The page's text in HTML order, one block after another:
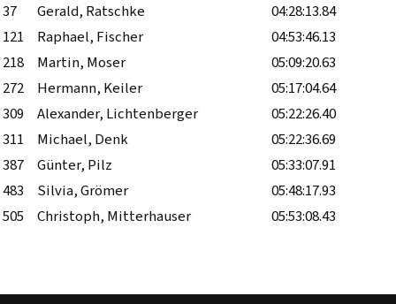
37 Gerald, Ratschke
04:28:13.84
121
Raphael, Fischer
04:53:46.13
218
Martin, Moser
05:09:20.63
272
Hermann, Keiler
05:17:04.64
309
Alexander, Lichtenberger
05:22:26.40
311
Michael, Denk
05:22:36.69
387
Günter, Pilz
05:33:07.91
483
Silvia, Grömer
05:48:17.93
505
Christoph, Mitterhauser 05:53:08.43